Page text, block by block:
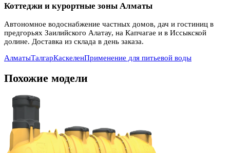
Коттеджи и курортные зоны Алматы
Автономное водоснабжение частных домов, дач и гостиниц в
предгорьях Заилийского Алатау, на Капчагае и в Иссыкской
долине. Доставка из склада в день заказа.
АлматыТалгарКаскеленПрименение для питьевой воды
Похожие модели